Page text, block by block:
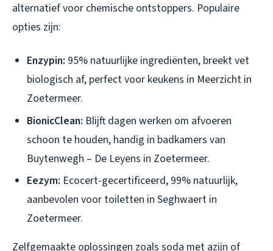
alternatief voor chemische ontstoppers. Populaire
opties zijn:
Enzypin: 95% natuurlijke ingrediënten, breekt vet
biologisch af, perfect voor keukens in Meerzicht in
Zoetermeer.
BionicClean: Blijft dagen werken om afvoeren
schoon te houden, handig in badkamers van
Buytenwegh – De Leyens in Zoetermeer.
Eezym: Ecocert-gecertificeerd, 99% natuurlijk,
aanbevolen voor toiletten in Seghwaert in
Zoetermeer.
Zelfgemaakte oplossingen zoals soda met azijn of